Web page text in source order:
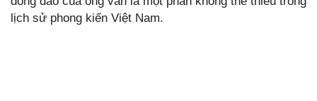
lịch sử phong kiến Việt Nam.